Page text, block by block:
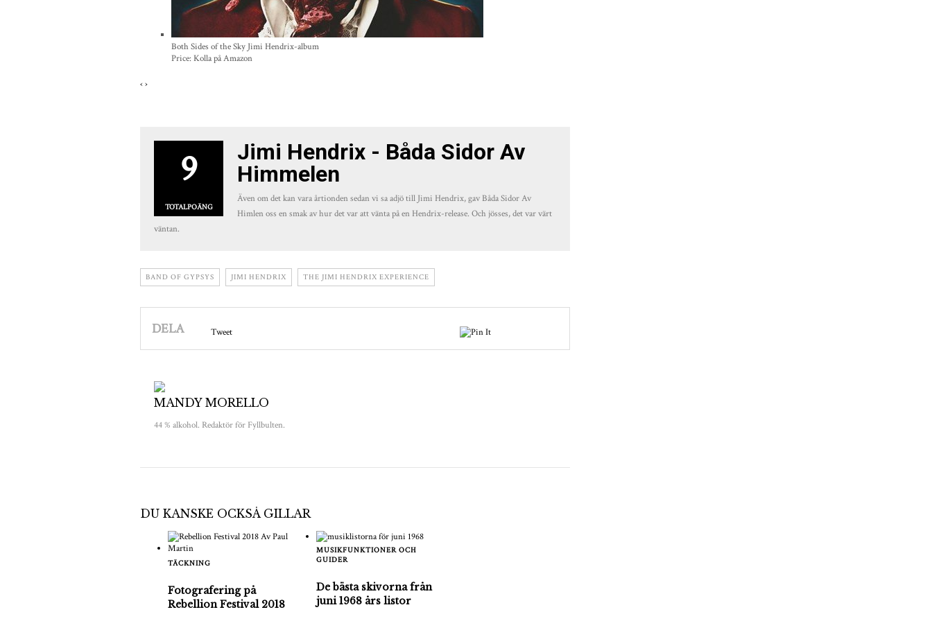
Both Sides of the Sky Jimi Hendrix-album
Price:Kolla på Amazon
‹›
9
TOTALPOÄNG
Jimi Hendrix - Båda Sidor Av
Himmelen
Även om det kan vara årtionden sedan vi sa adjö till Jimi Hendrix, gav Båda Sidor Av
Himlen oss en smak av hur det var att vänta på en Hendrix-release. Och jösses, det var värt
väntan.
BAND OF GYPSYS JIMI HENDRIX THE JIMI HENDRIX EXPERIENCE
DELA Tweet
MANDY MORELLO
44 % alkohol. Redaktör för Fyllbulten.
DU KANSKE OCKSÅ GILLAR
TÄCKNING
Fotografering på
Rebellion Festival 2018
MUSIKFUNKTIONER OCH
GUIDER
De bästa skivorna från
juni 1968 års listor